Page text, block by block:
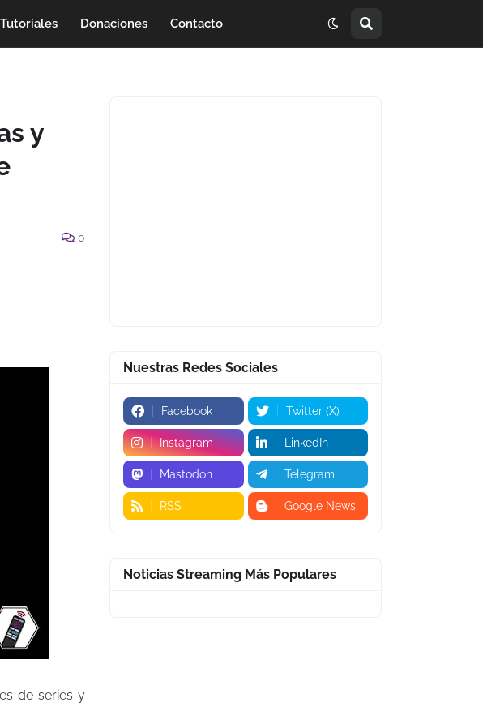
Tutoriales Donaciones Contacto
y
0
de series y
Nuestras Redes Sociales
Facebook Twitter (X)
Instagram LinkedIn
Mastodon Telegram
RSS Google News
Noticias Streaming Más Populares